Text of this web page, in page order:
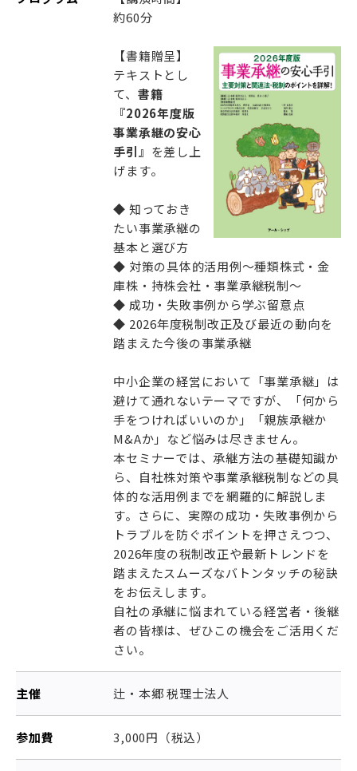
約60分
【書籍贈呈】
テキストとし
て、 書籍
『2026年度版
事業承継の安心
手引』 を差し上
げます。
◆ 知っておき
たい事業承継の
基本と選び方
◆ 対策の具体的活用例～種類株式・金
庫株・持株会社・事業承継税制～
◆ 成功・失敗事例から学ぶ留意点
◆ 2026年度税制改正及び最近の動向を
踏まえた今後の事業承継
中小企業の経営において「事業承継」は
避けて通れないテーマですが、「何から
手をつければいいのか」「親族承継か
M&Aか」など悩みは尽きません。
本セミナーでは、承継方法の基礎知識か
ら、自社株対策や事業承継税制などの具
体的な活用例までを網羅的に解説しま
す。さらに、実際の成功・失敗事例から
トラブルを防ぐポイントを押さえつつ、
2026年度の税制改正や最新トレンドを
踏まえたスムーズなバトンタッチの秘訣
をお伝えします。
自社の承継に悩まれている経営者・後継
者の皆様は、ぜひこの機会をご活用くだ
さい。
主催 辻・本郷 税理士法人
参加費 3,000円（税込）